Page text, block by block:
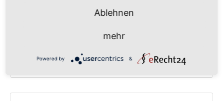
Die 2b auf dem Bauernhof
Der Frühling ist da
Ablehnen
mehr
Powered by &